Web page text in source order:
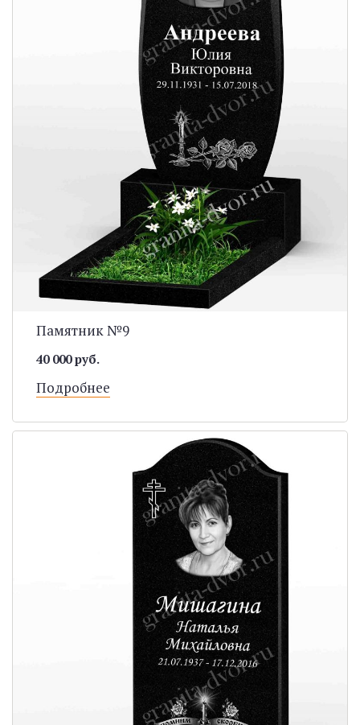
Памятник №9
40 000 руб.
Подробнее